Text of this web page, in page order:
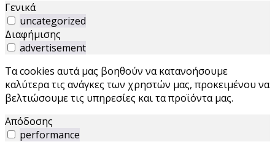
Γενικά
uncategorized
Διαφήμισης
advertisement
Τα cookies αυτά μας βοηθούν να κατανοήσουμε
καλύτερα τις ανάγκες των χρηστών μας, προκειμένου να
βελτιώσουμε τις υπηρεσίες και τα προϊόντα μας.
Απόδοσης
performance